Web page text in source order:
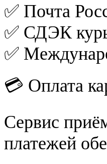
✅ Почта
✅ СДЭК
✅
💳 Оплата
Сервис
платежей